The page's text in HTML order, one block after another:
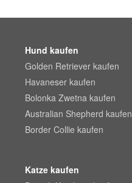
Hund kaufen
Golden Retriever kaufen
Havaneser kaufen
Bolonka Zwetna kaufen
Australian Shepherd kaufen
Border Collie kaufen
Katze kaufen